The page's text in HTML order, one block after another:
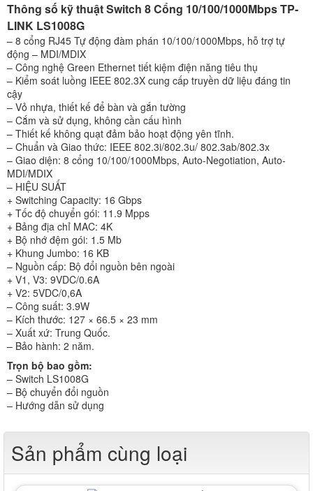
Thông số kỹ thuật Switch 8 Cổng 10/100/1000Mbps TP-
LINK LS1008G
– 8 cổng RJ45 Tự động đàm phán 10/100/1000Mbps, hỗ trợ tự
động – MDI/MDIX
– Công nghệ Green Ethernet tiết kiệm điện năng tiêu thụ
– Kiểm soát luồng IEEE 802.3X cung cấp truyền dữ liệu đáng tin
cậy
– Vỏ nhựa, thiết kế để bàn và gắn tường
– Cắm và sử dụng, không cần cấu hình
– Thiết kế không quạt đảm bảo hoạt động yên tĩnh.
– Chuẩn và Giao thức: IEEE 802.3i/802.3u/ 802.3ab/802.3x
– Giao diện: 8 cổng 10/100/1000Mbps, Auto-Negotiation, Auto-
MDI/MDIX
– HIỆU SUẤT
+ Switching Capacity: 16 Gbps
+ Tốc độ chuyển gói: 11.9 Mpps
+ Bảng địa chỉ MAC: 4K
+ Bộ nhớ đệm gói: 1.5 Mb
+ Khung Jumbo: 16 KB
– Nguồn cấp: Bộ đổi nguồn bên ngoài
+ V1, V3: 9VDC/0.6A
+ V2: 5VDC/0,6A
– Công suất: 3.9W
– Kích thước: 127 × 66.5 × 23 mm
– Xuất xứ: Trung Quốc.
– Bảo hành: 2 năm.
Trọn bộ bao gồm:
– Switch LS1008G
– Bộ chuyển đổi nguồn
– Hướng dẫn sử dụng
Sản phẩm cùng loại